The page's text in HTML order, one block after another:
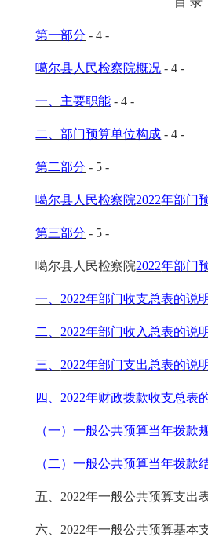
第一部分 - 4 -
噶尔县人民检察院概况 - 4 -
一、主要职能 - 4 -
二、部门预算单位构成 - 4 -
第二部分 - 5 -
噶尔县人民检察院2022年部门
第三部分 - 5 -
噶尔县人民检察院2022年部门
一、 2022年部门收支总表的说
二、 2022年部门收入总表的说
三、 2022年部门支出总表的说
四、 2022年财政拨款收支总表
（一）一般公共预算当年拨款
（二）一般公共预算当年拨款
五、2022年一般公共预算支出
六、2022年一般公共预算基本